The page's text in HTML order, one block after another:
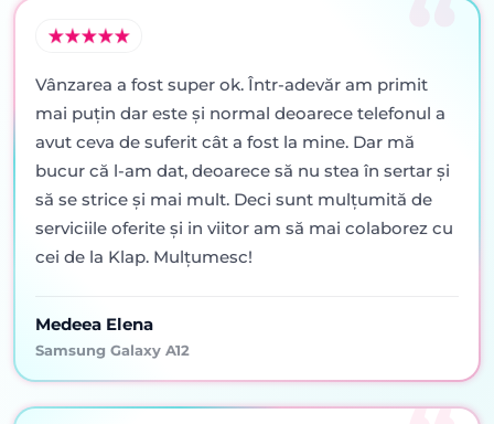
Vânzarea a fost super ok. Într-adevăr am primit
mai puţin dar este şi normal deoarece telefonul a
avut ceva de suferit cât a fost la mine. Dar mă
bucur că l-am dat, deoarece să nu stea în sertar şi
să se strice şi mai mult. Deci sunt mulţumită de
serviciile oferite şi in viitor am să mai colaborez cu
cei de la Klap. Mulţumesc!
Medeea Elena
Samsung Galaxy A12